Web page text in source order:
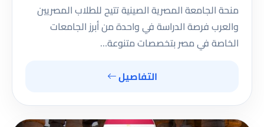
منحة الجامعة المصرية الصينية تتيح للطلاب المصريين
والعرب فرصة الدراسة في واحدة من أبرز الجامعات
الخاصة في مصر بتخصصات متنوعة…
التفاصيل